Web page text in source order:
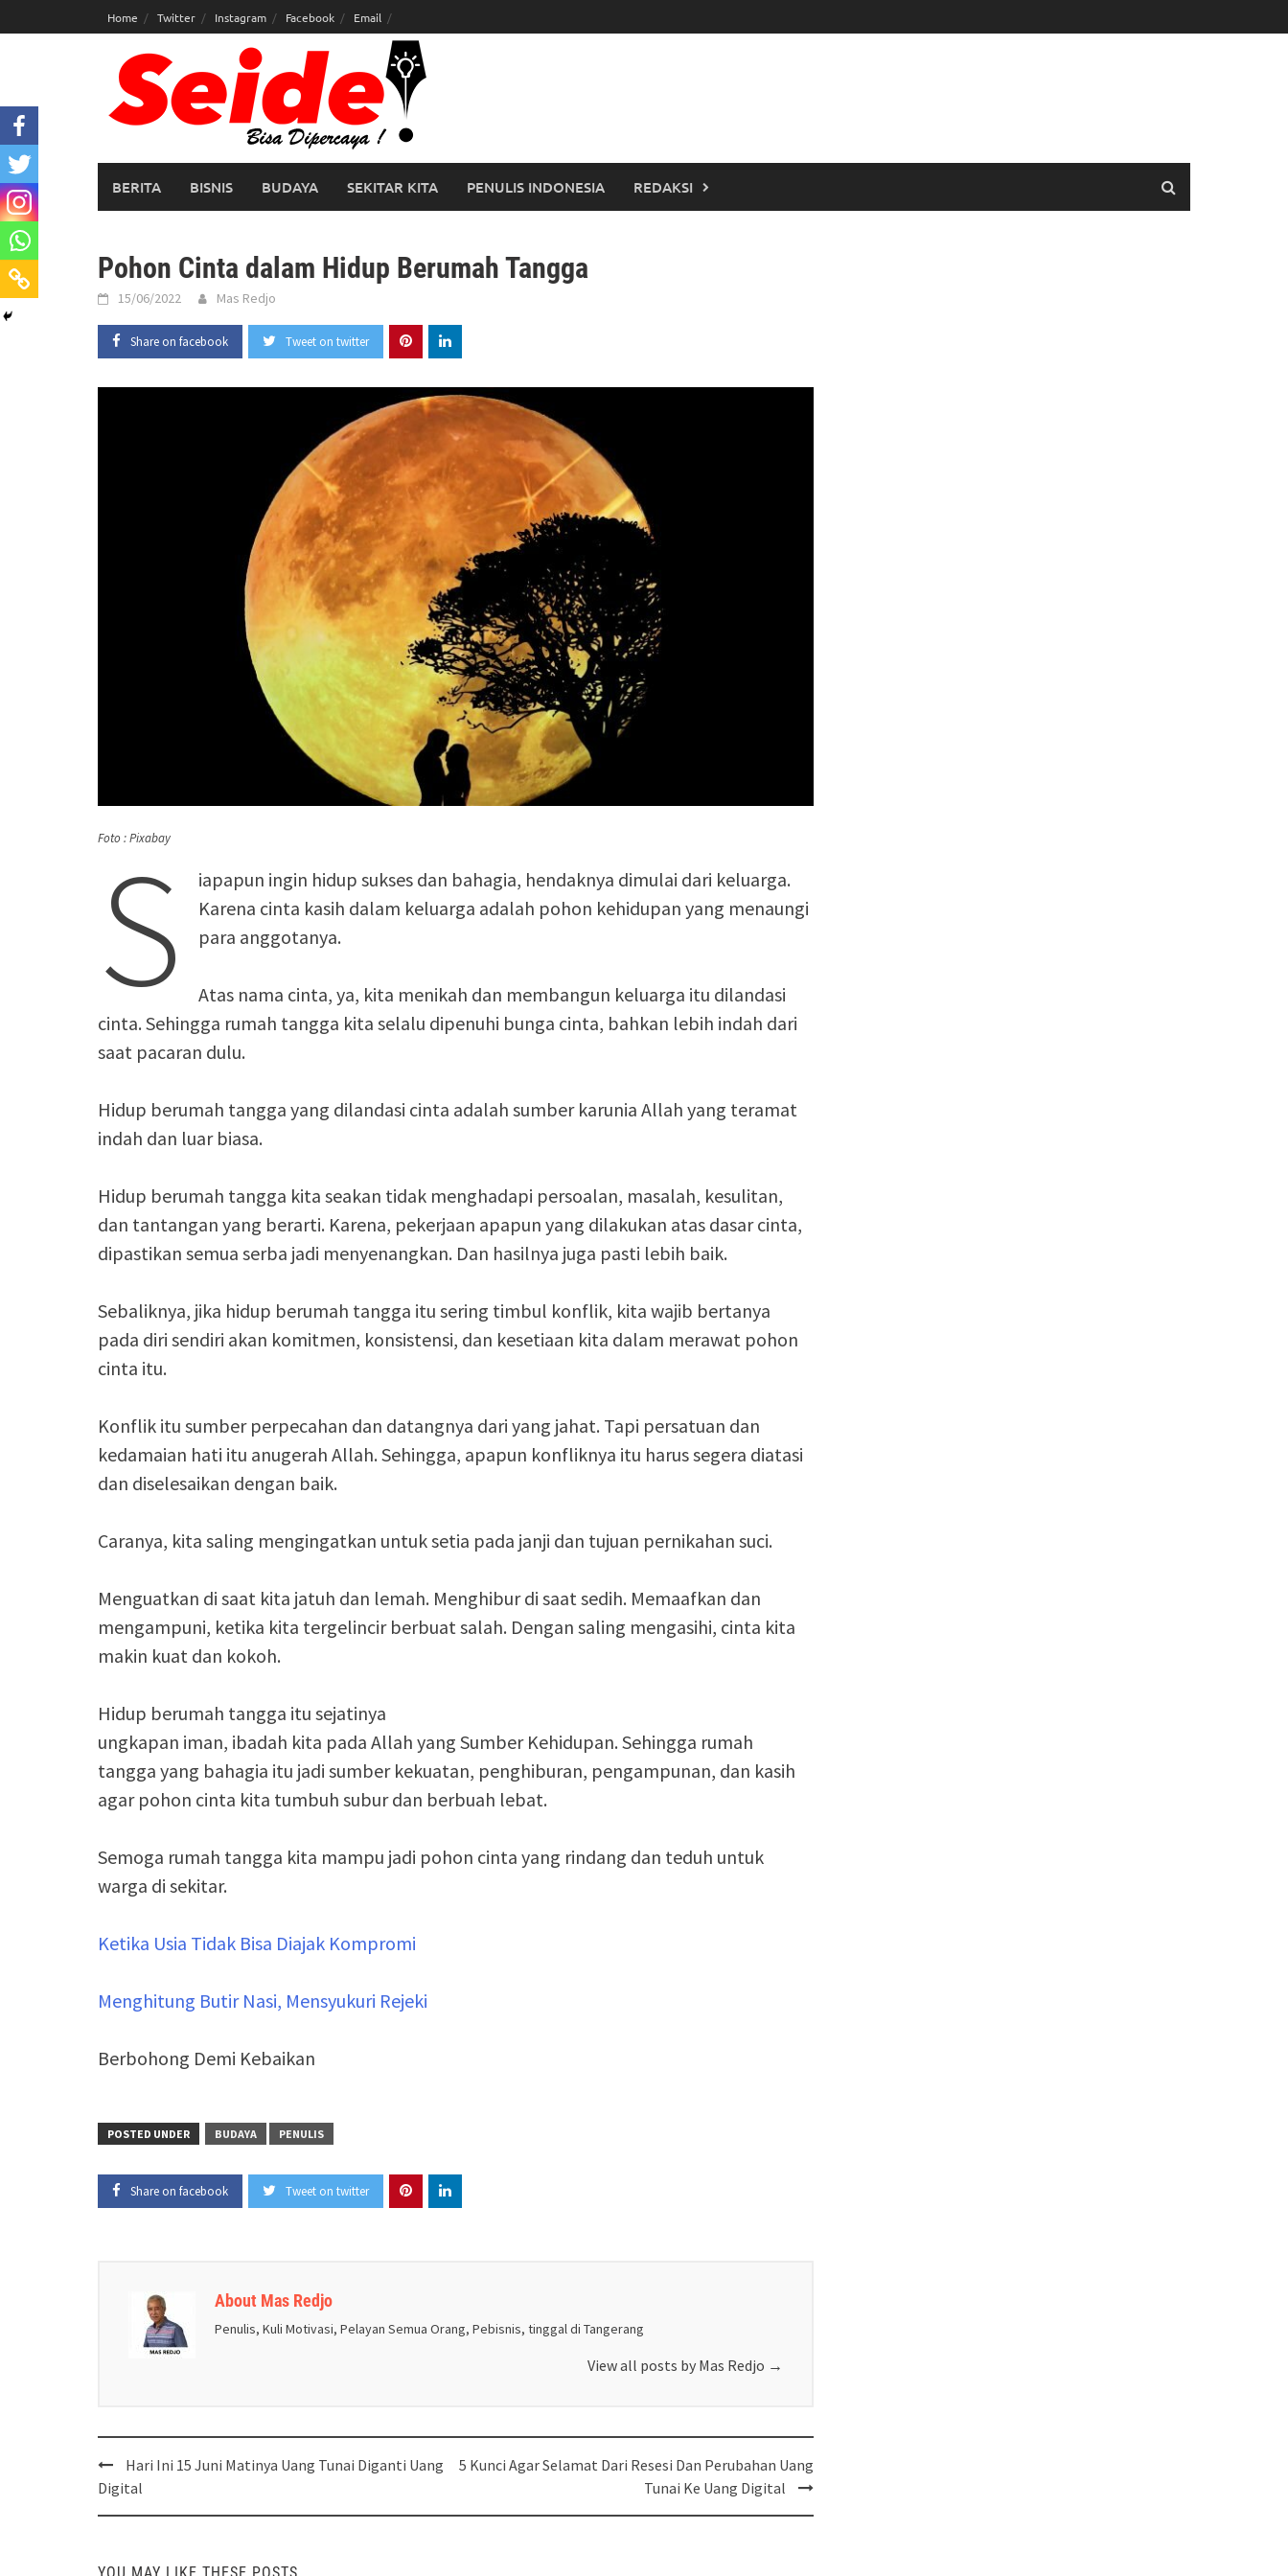
to
Home Twitter Instagram Facebook Email
BERITA BISNIS BUDAYA SEKITAR KITA PENULIS INDONESIA REDAKSI
Pohon Cinta dalam Hidup Berumah Tangga
15/06/2022 Mas Redjo
Share on facebook Tweet on twitter
Foto : Pixabay
S
iapapun ingin hidup sukses dan bahagia, hendaknya dimulai dari keluarga.
Karena cinta kasih dalam keluarga adalah pohon kehidupan yang menaungi
para anggotanya.
Atas nama cinta, ya, kita menikah dan membangun keluarga itu dilandasi
cinta. Sehingga rumah tangga kita selalu dipenuhi bunga cinta, bahkan lebih indah dari
saat pacaran dulu.
Hidup berumah tangga yang dilandasi cinta adalah sumber karunia Allah yang teramat
indah dan luar biasa.
Hidup berumah tangga kita seakan tidak menghadapi persoalan, masalah, kesulitan,
dan tantangan yang berarti. Karena, pekerjaan apapun yang dilakukan atas dasar cinta,
dipastikan semua serba jadi menyenangkan. Dan hasilnya juga pasti lebih baik.
Sebaliknya, jika hidup berumah tangga itu sering timbul konflik, kita wajib bertanya
pada diri sendiri akan komitmen, konsistensi, dan kesetiaan kita dalam merawat pohon
cinta itu.
Konflik itu sumber perpecahan dan datangnya dari yang jahat. Tapi persatuan dan
kedamaian hati itu anugerah Allah. Sehingga, apapun konfliknya itu harus segera diatasi
dan diselesaikan dengan baik.
Caranya, kita saling mengingatkan untuk setia pada janji dan tujuan pernikahan suci.
Menguatkan di saat kita jatuh dan lemah. Menghibur di saat sedih. Memaafkan dan
mengampuni, ketika kita tergelincir berbuat salah. Dengan saling mengasihi, cinta kita
makin kuat dan kokoh.
Hidup berumah tangga itu sejatinya
ungkapan iman, ibadah kita pada Allah yang Sumber Kehidupan. Sehingga rumah
tangga yang bahagia itu jadi sumber kekuatan, penghiburan, pengampunan, dan kasih
agar pohon cinta kita tumbuh subur dan berbuah lebat.
Semoga rumah tangga kita mampu jadi pohon cinta yang rindang dan teduh untuk
warga di sekitar.
Ketika Usia Tidak Bisa Diajak Kompromi
Menghitung Butir Nasi, Mensyukuri Rejeki
Berbohong Demi Kebaikan
POSTED UNDER BUDAYA PENULIS
Share on facebook Tweet on twitter
About Mas Redjo
Penulis, Kuli Motivasi, Pelayan Semua Orang, Pebisnis, tinggal di Tangerang
View all posts by Mas Redjo →
Post
navigation
Hari Ini 15 Juni Matinya Uang Tunai Diganti Uang
Digital
5 Kunci Agar Selamat Dari Resesi Dan Perubahan Uang
Tunai Ke Uang Digital